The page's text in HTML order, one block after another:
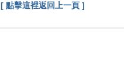
[ 點擊這裡返回上一頁 ]